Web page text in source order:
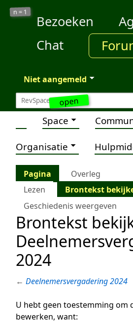
open
n = 1
Bezoeken
Chat
Niet aangemeld
Space
Organisatie
Pagina Overleg
Lezen
Brontekst
Geschiedenis weergeven
Brontekst
2024
← Deelnemersvergadering 2024
U hebt geen toestemming om
bewerken, want: